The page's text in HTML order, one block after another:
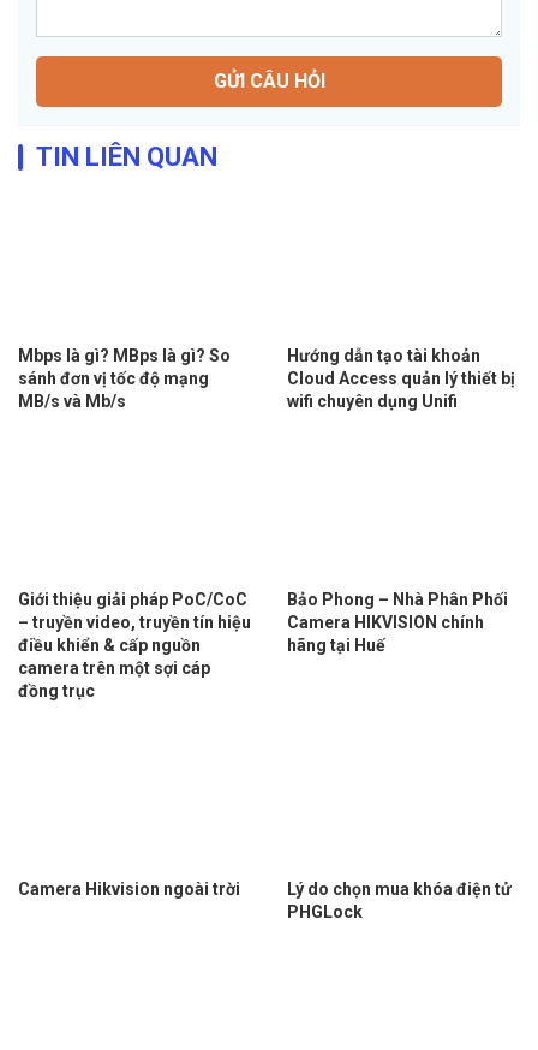
GỬI CÂU HỎI
TIN LIÊN QUAN
Mbps là gì? MBps là gì? So
sánh đơn vị tốc độ mạng
MB/s và Mb/s
Hướng dẫn tạo tài khoản
Cloud Access quản lý thiết bị
wifi chuyên dụng Unifi
Giới thiệu giải pháp PoC/CoC
– truyền video, truyền tín hiệu
điều khiển & cấp nguồn
camera trên một sợi cáp
đồng trục
Bảo Phong – Nhà Phân Phối
Camera HIKVISION chính
hãng tại Huế
Camera Hikvision ngoài trời
Lý do chọn mua khóa điện tử
PHGLock